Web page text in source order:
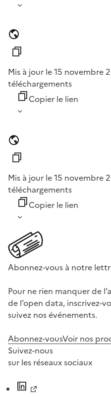
Mis à jour le 15 novembre
téléchargements
Copier le lien
Mis à jour le 15 novembre
téléchargements
Copier le lien
Abonnez-vous à notre
Pour ne rien manquer de
de l’open data, inscrivez-
suivez nos événements.
Abonnez-vousVoir nos
Suivez-nous
sur les réseaux sociaux